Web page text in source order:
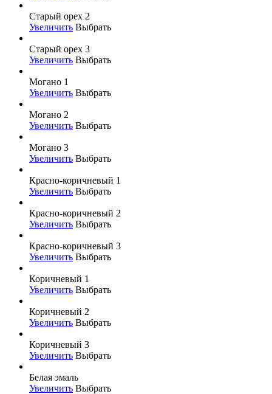
Старый орех 2
Увеличить Выбрать
Старый орех 3
Увеличить Выбрать
Могано 1
Увеличить Выбрать
Могано 2
Увеличить Выбрать
Могано 3
Увеличить Выбрать
Красно-коричневый 1
Увеличить Выбрать
Красно-коричневый 2
Увеличить Выбрать
Красно-коричневый 3
Увеличить Выбрать
Коричневый 1
Увеличить Выбрать
Коричневый 2
Увеличить Выбрать
Коричневый 3
Увеличить Выбрать
Белая эмаль
Увеличить Выбрать